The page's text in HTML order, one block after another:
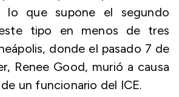
lo que supone el segundo
tipo en menos de tres
donde el pasado 7 de
Renee Good, murió a causa
un funcionario del ICE.